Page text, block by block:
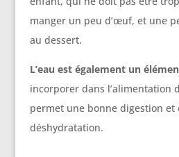
manger un peu d’œuf, et une
au dessert.
L’eau est également un
incorporer dans l’alimentation
permet une bonne digestion et
déshydratation.